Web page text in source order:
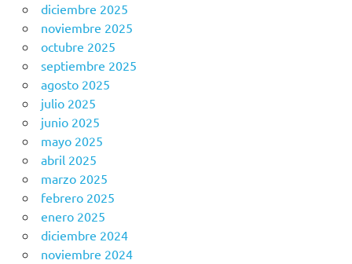
diciembre 2025
noviembre 2025
octubre 2025
septiembre 2025
agosto 2025
julio 2025
junio 2025
mayo 2025
abril 2025
marzo 2025
febrero 2025
enero 2025
diciembre 2024
noviembre 2024